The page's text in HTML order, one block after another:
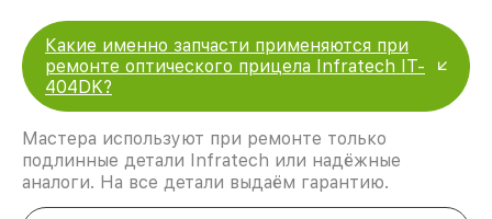
Какие именно запчасти применяются при
ремонте оптического прицела Infratech IT-
404DK?
Мастера используют при ремонте только
подлинные детали Infratech или надёжные
аналоги. На все детали выдаём гарантию.